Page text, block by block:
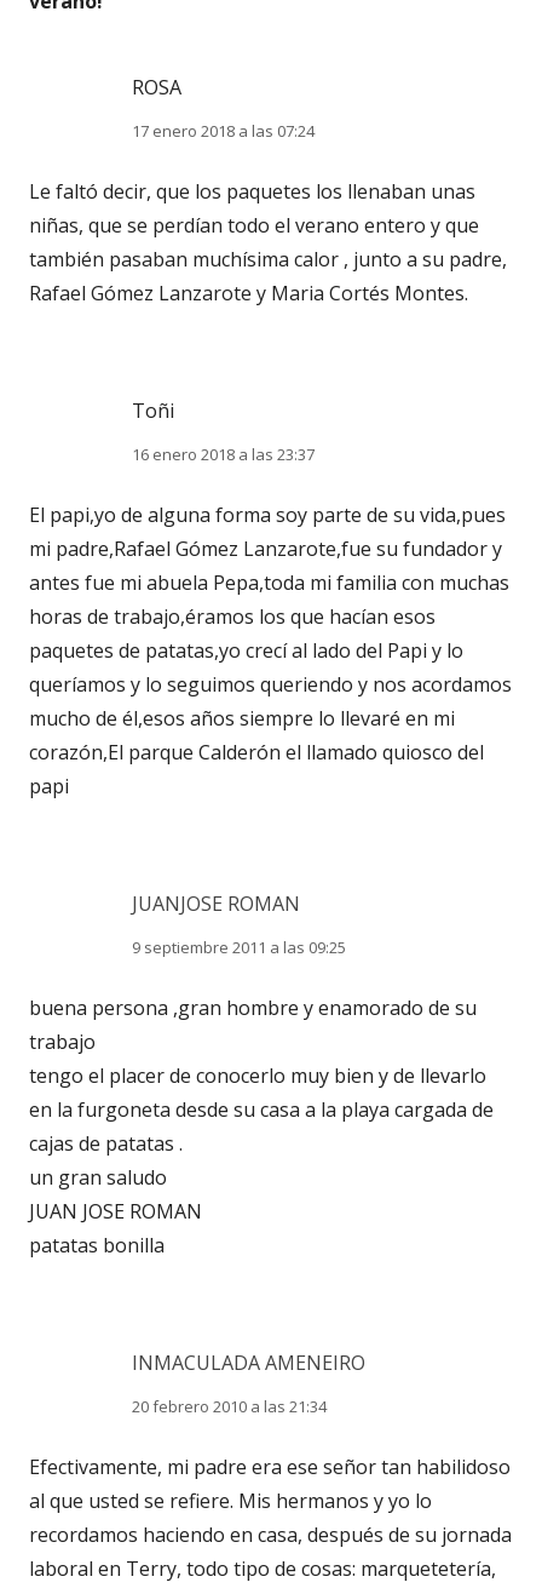
ROSA
17 enero 2018 a las 07:24
Le faltó decir, que los paquetes los llenaban unas
niñas, que se perdían todo el verano entero y que
también pasaban muchísima calor , junto a su padre,
Rafael Gómez Lanzarote y Maria Cortés Montes.
Toñi
16 enero 2018 a las 23:37
El papi,yo de alguna forma soy parte de su vida,pues
mi padre,Rafael Gómez Lanzarote,fue su fundador y
antes fue mi abuela Pepa,toda mi familia con muchas
horas de trabajo,éramos los que hacían esos
paquetes de patatas,yo crecí al lado del Papi y lo
queríamos y lo seguimos queriendo y nos acordamos
mucho de él,esos años siempre lo llevaré en mi
corazón,El parque Calderón el llamado quiosco del
papi
JUANJOSE ROMAN
9 septiembre 2011 a las 09:25
buena persona ,gran hombre y enamorado de su
trabajo
tengo el placer de conocerlo muy bien y de llevarlo
en la furgoneta desde su casa a la playa cargada de
cajas de patatas .
un gran saludo
JUAN JOSE ROMAN
patatas bonilla
INMACULADA AMENEIRO
20 febrero 2010 a las 21:34
Efectivamente, mi padre era ese señor tan habilidoso
al que usted se refiere. Mis hermanos y yo lo
recordamos haciendo en casa, después de su jornada
laboral en Terry, todo tipo de cosas: marquetetería,